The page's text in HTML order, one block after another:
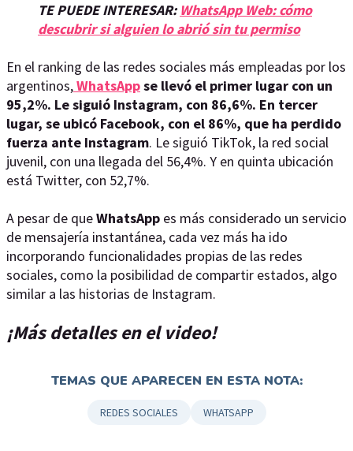
TE PUEDE INTERESAR:WhatsApp Web: cómo
descubrir si alguien lo abrió sin tu permiso
En el ranking de las redes sociales más empleadas por los
argentinos,WhatsAppse llevó el primer lugar con un
95,2%. Le siguió Instagram, con 86,6%. En tercer
lugar, se ubicó Facebook, con el 86%, que ha perdido
fuerza ante Instagram. Le siguió TikTok, la red social
juvenil, con una llegada del 56,4%. Y en quinta ubicación
está Twitter, con 52,7%.
A pesar de queWhatsApp es más considerado un servicio
de mensajería instantánea, cada vez más ha ido
incorporando funcionalidades propias de las redes
sociales, como la posibilidad de compartir estados, algo
similar a las historias de Instagram.
¡Más detalles en el video!
TEMAS QUE APARECEN EN ESTA NOTA:
REDES SOCIALES WHATSAPP